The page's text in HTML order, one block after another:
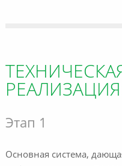
Этап 1
Основная система,